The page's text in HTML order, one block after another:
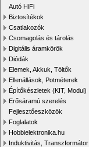
Autó HiFi
Biztosítékok
Csatlakozók
Csomagolás és tárolás
Digitális áramkörök
Diódák
Elemek, Akkuk, Töltők
Ellenállások, Potméterek
Építőkészletek (KIT, Modul)
Erősáramú szerelés
Fejlesztőeszközök
Foglalatok
Hobbielektronika.hu
Induktivitás, Transzformátor